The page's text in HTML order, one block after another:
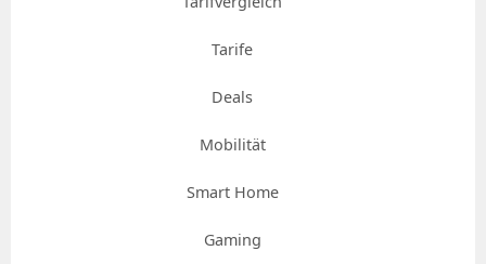
Tarife
Deals
Mobilität
Smart Home
Gaming